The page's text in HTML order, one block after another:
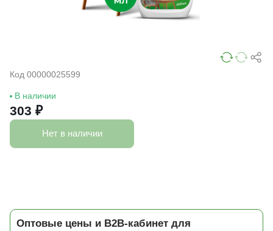
Код 00000025599
В наличии
303 ₽
Нет в наличии
Оптовые цены и B2B-кабинет для